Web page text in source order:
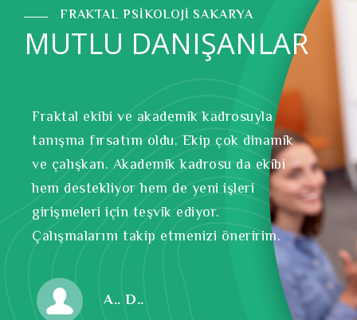
FRAKTAL PSİKOLOJİ SAKARYA
MUTLU DANIŞANLAR
Fraktal ekibi ve akademik kadrosuyla
tanışma fırsatım oldu. Ekip çok dinamik
ve çalışkan. Akademik kadrosu da ekibi
hem destekliyor hem de yeni işleri
girişmeleri için teşvik ediyor.
Çalışmalarını takip etmenizi öneririm.
A.. D..